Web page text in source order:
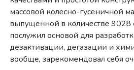
массовой колесно-гусеничной
выпущенной в количестве
послужил основой для
дезактивации, дегазации и
вообще, зарекомендовал себя